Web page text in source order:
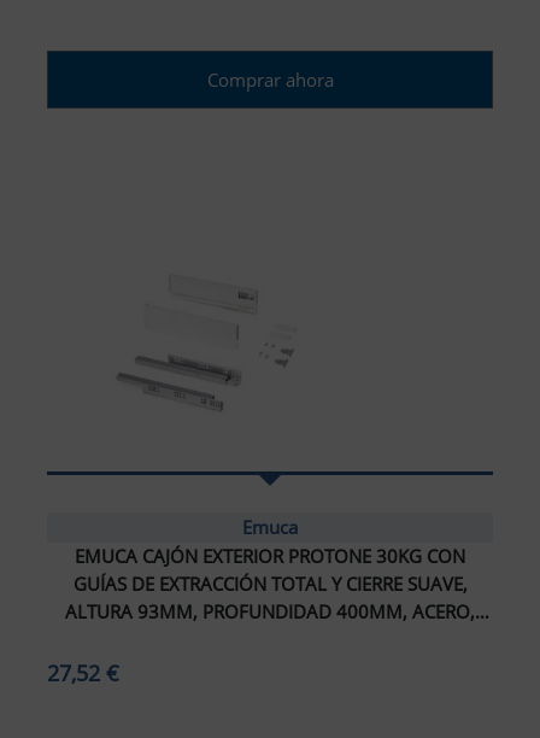
Comprar ahora
Emuca
EMUCA CAJÓN EXTERIOR PROTONE 30KG CON
GUÍAS DE EXTRACCIÓN TOTAL Y CIERRE SUAVE,
ALTURA 93MM, PROFUNDIDAD 400MM, ACERO,
27,52 €
tamaño del texto
del texto